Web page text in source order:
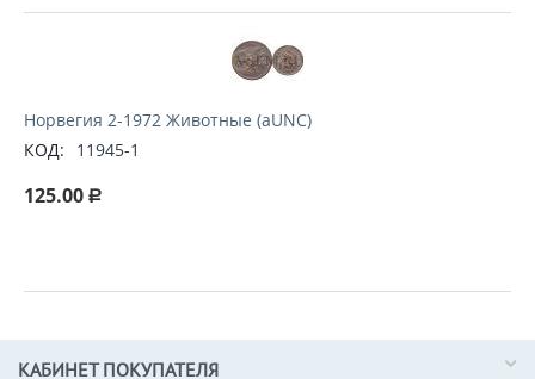
Норвегия 2-1972 Животные (aUNC)
КОД:
11945-1
125.00 Р
КАБИНЕТ ПОКУПАТЕЛЯ